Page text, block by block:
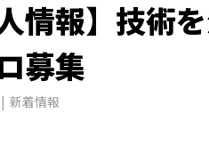
人情報】技術
募集
新着情報